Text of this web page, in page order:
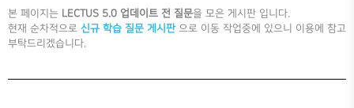
본 페이지는 LECTUS 5.0 업데이트 전 질문을 모은 게시판 입니다.
현재 순차적으로 신규 학습 질문 게시판 으로 이동 작업중에 있으니 이용에 참고
부탁드리겠습니다.